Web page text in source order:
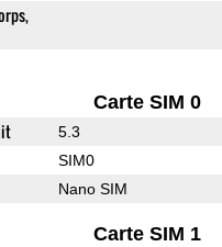
Carte SIM 0
5.3
SIM0
Nano SIM
Carte SIM 1